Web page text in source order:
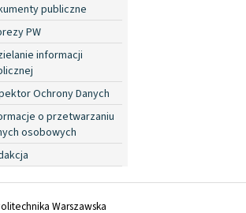
publiczne
PW
informacji
Ochrony Danych
o przetwarzaniu
osobowych
Warszawska